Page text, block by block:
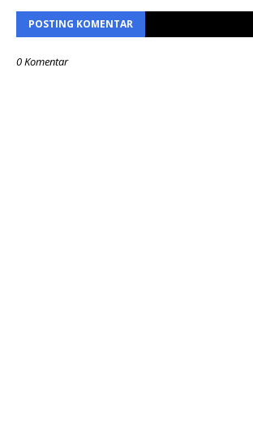
POSTING KOMENTAR
0 Komentar